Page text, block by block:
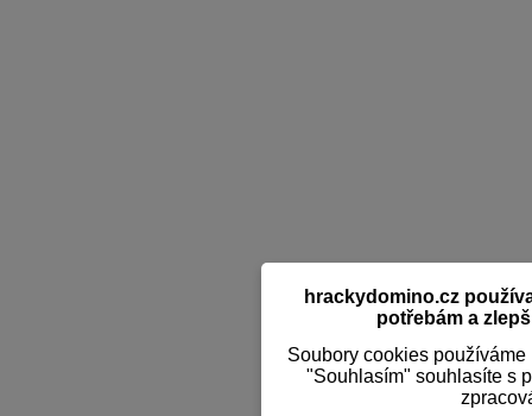
hrackydomino.cz
potřebám a
Soubory cookies
"Souhlasím" souhlasíte s